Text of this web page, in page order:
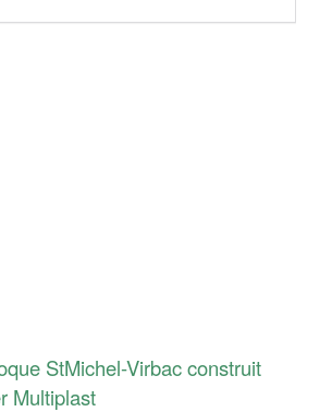
StMichel-Virbac construit
Multiplast